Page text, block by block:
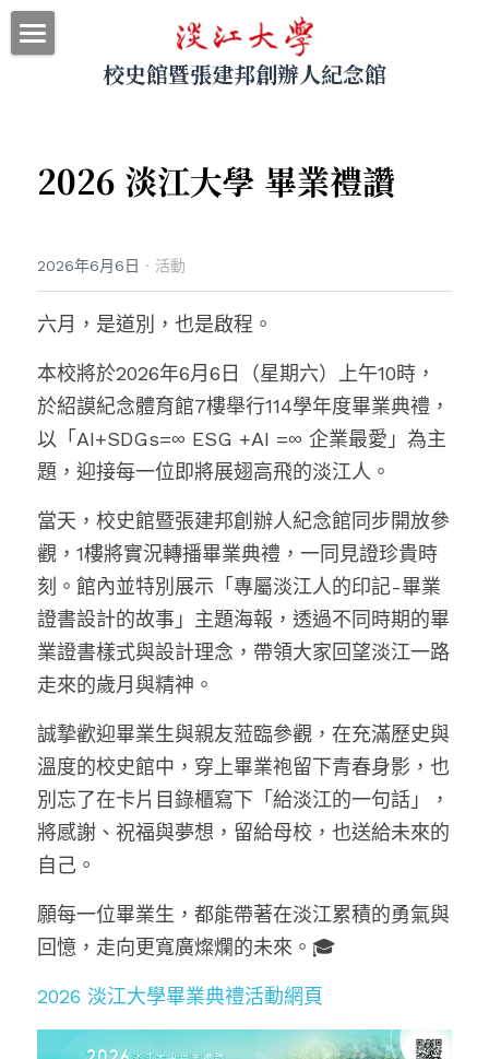
校史館暨張建邦創辦人紀念館
最新消息
參觀導覽
網站地圖
｜回首頁
｜圖書館
｜淡江大學
搜索
2026 淡江大學 畢業禮讚
2026年6月6日 · 活動
六月，是道別，也是啟程。
本校將於2026年6月6日（星期六）上午10時，
於紹謨紀念體育館7樓舉行114學年度畢業典禮，
以「AI+SDGs=∞ ESG +AI =∞ 企業最愛」為主
題，迎接每一位即將展翅高飛的淡江人。
當天，校史館暨張建邦創辦人紀念館同步開放參
觀，1樓將實況轉播畢業典禮，一同見證珍貴時
刻。館內並特別展示「專屬淡江人的印記-畢業
證書設計的故事」主題海報，透過不同時期的畢
業證書樣式與設計理念，帶領大家回望淡江一路
走來的歲月與精神。
誠摯歡迎畢業生與親友蒞臨參觀，在充滿歷史與
溫度的校史館中，穿上畢業袍留下青春身影，也
別忘了在卡片目錄櫃寫下「給淡江的一句話」，
將感謝、祝福與夢想，留給母校，也送給未來的
自己。
願每一位畢業生，都能帶著在淡江累積的勇氣與
回憶，走向更寬廣燦爛的未來。🎓
2026 淡江大學畢業典禮活動網頁